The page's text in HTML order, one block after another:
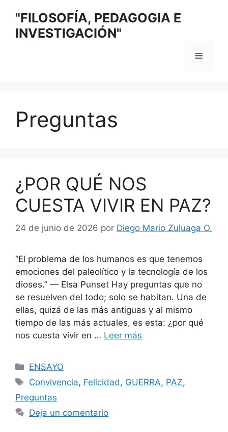
contenido
"FILOSOFÍA, PEDAGOGIA E
INVESTIGACIÓN"
Menú
Preguntas
¿POR QUÉ NOS
CUESTA VIVIR EN PAZ?
24 de junio de 2026 por Diego Mario Zuluaga O.
“El problema de los humanos es que tenemos
emociones del paleolítico y la tecnología de los
dioses.” — Elsa Punset Hay preguntas que no
se resuelven del todo; solo se habitan. Una de
ellas, quizá de las más antiguas y al mismo
tiempo de las más actuales, es esta: ¿por qué
nos cuesta vivir en … Leer más
Categorías
ENSAYO
Etiquetas
Convivencia, Felicidad , GUERRA, PAZ,
Preguntas
Deja un comentario